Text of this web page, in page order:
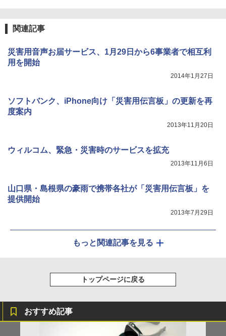
関連記事
災害用音声お届サービス、1月29日から6事業者で相互利
用を開始
2014年1月27日
ソフトバンク、iPhone向け「災害用伝言板」の更新を再
度案内
2013年11月20日
ウィルコム、緊急・災害時のサービスを拡充
2013年11月6日
山口県・島根県の豪雨で携帯各社が「災害用伝言板」を
提供開始
2013年7月29日
もっと関連記事を見る
トップページに戻る
おすすめ記事